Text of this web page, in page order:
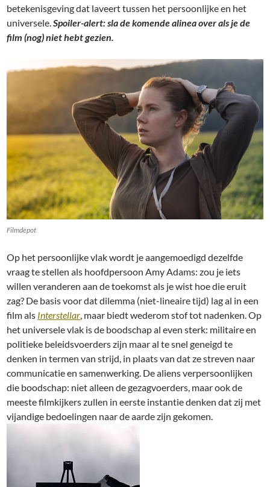
betekenisgeving dat laveert tussen het persoonlijke en het
universele.Spoiler-alert: sla de komende alinea over als je de
film (nog) niet hebt gezien.
Filmdepot
Op het persoonlijke vlak wordt je aangemoedigd dezelfde
vraag te stellen als hoofdpersoon Amy Adams: zou je iets
willen veranderen aan de toekomst als je wist hoe die eruit
zag? De basis voor dat dilemma (niet-lineaire tijd) lag al in een
film als Interstellar, maar biedt wederom stof tot nadenken.Op
het universele vlak is de boodschap al even sterk: militaire en
politieke beleidsvoerders zijn maar al te snel geneigd te
denken in termen van strijd, in plaats van dat ze streven naar
communicatie en samenwerking. De aliens verpersoonlijken
die boodschap: niet alleen de gezagvoerders, maar ook de
meeste filmkijkers zullen in eerste instantie denken dat zij met
vijandige bedoelingen naar de aarde zijn gekomen.